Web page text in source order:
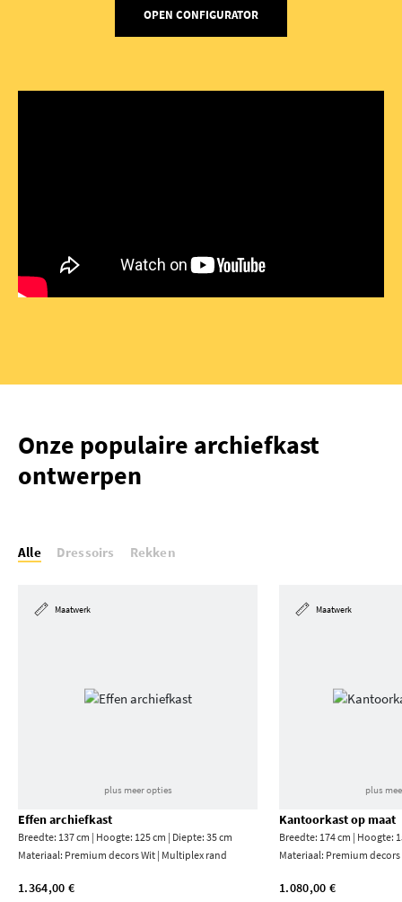
OPEN CONFIGURATOR
Onze populaire archiefkast
ontwerpen
Alle Dressoirs Rekken
Maatwerk
plus meer opties
Effen archiefkast
Breedte: 137 cm | Hoogte: 125 cm | Diepte: 35 cm
Materiaal: Premium decors Wit | Multiplex rand
1.364,00 €
Maatwerk
plus
Kantoorkast op maat
Breedte: 174 cm | Hoogte:
Materiaal: Premium
1.080,00 €